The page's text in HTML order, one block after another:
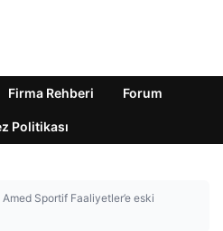
Firma Rehberi Forum
Politikası
Amed Sportif Faaliyetler’e eski